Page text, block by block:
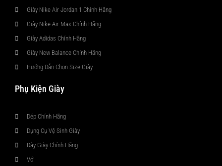
Giày Nike Air Jordan 1 Chính Hãng
Giày Nike Air Max Chính Hãng
Giày Adidas Chính Hãng
Giày New Balance Chính Hãng
Hướng Dẫn Chọn Size Giày
Phụ Kiện Giày
Dép Chính Hãng
Dụng Cụ Vệ Sinh Giày
Dây Giày Chính Hãng
Vớ